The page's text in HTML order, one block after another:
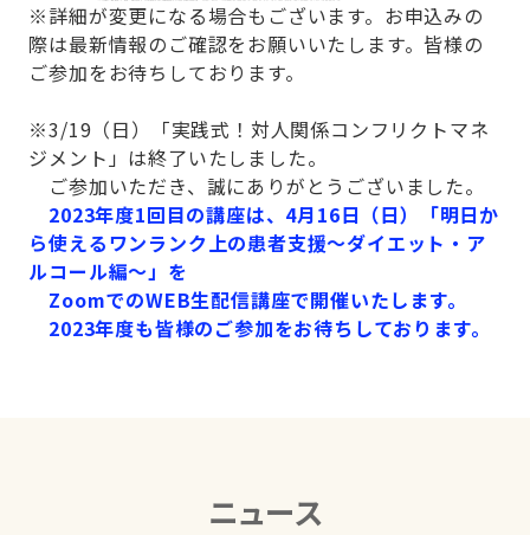
※詳細が変更になる場合もございます。お申込みの
際は最新情報のご確認をお願いいたします。皆様の
ご参加をお待ちしております。
※3/19（日）「実践式！対人関係コンフリクトマネ
ジメント」は終了いたしました。
ご参加いただき、誠にありがとうございました。
2023年度1回目の講座は、4月16日（日）「明日か
ら使えるワンランク上の患者支援～ダイエット・ア
ルコール編～」を
ZoomでのWEB生配信講座で開催いたします。
2023年度も皆様のご参加をお待ちしております。
ニュース